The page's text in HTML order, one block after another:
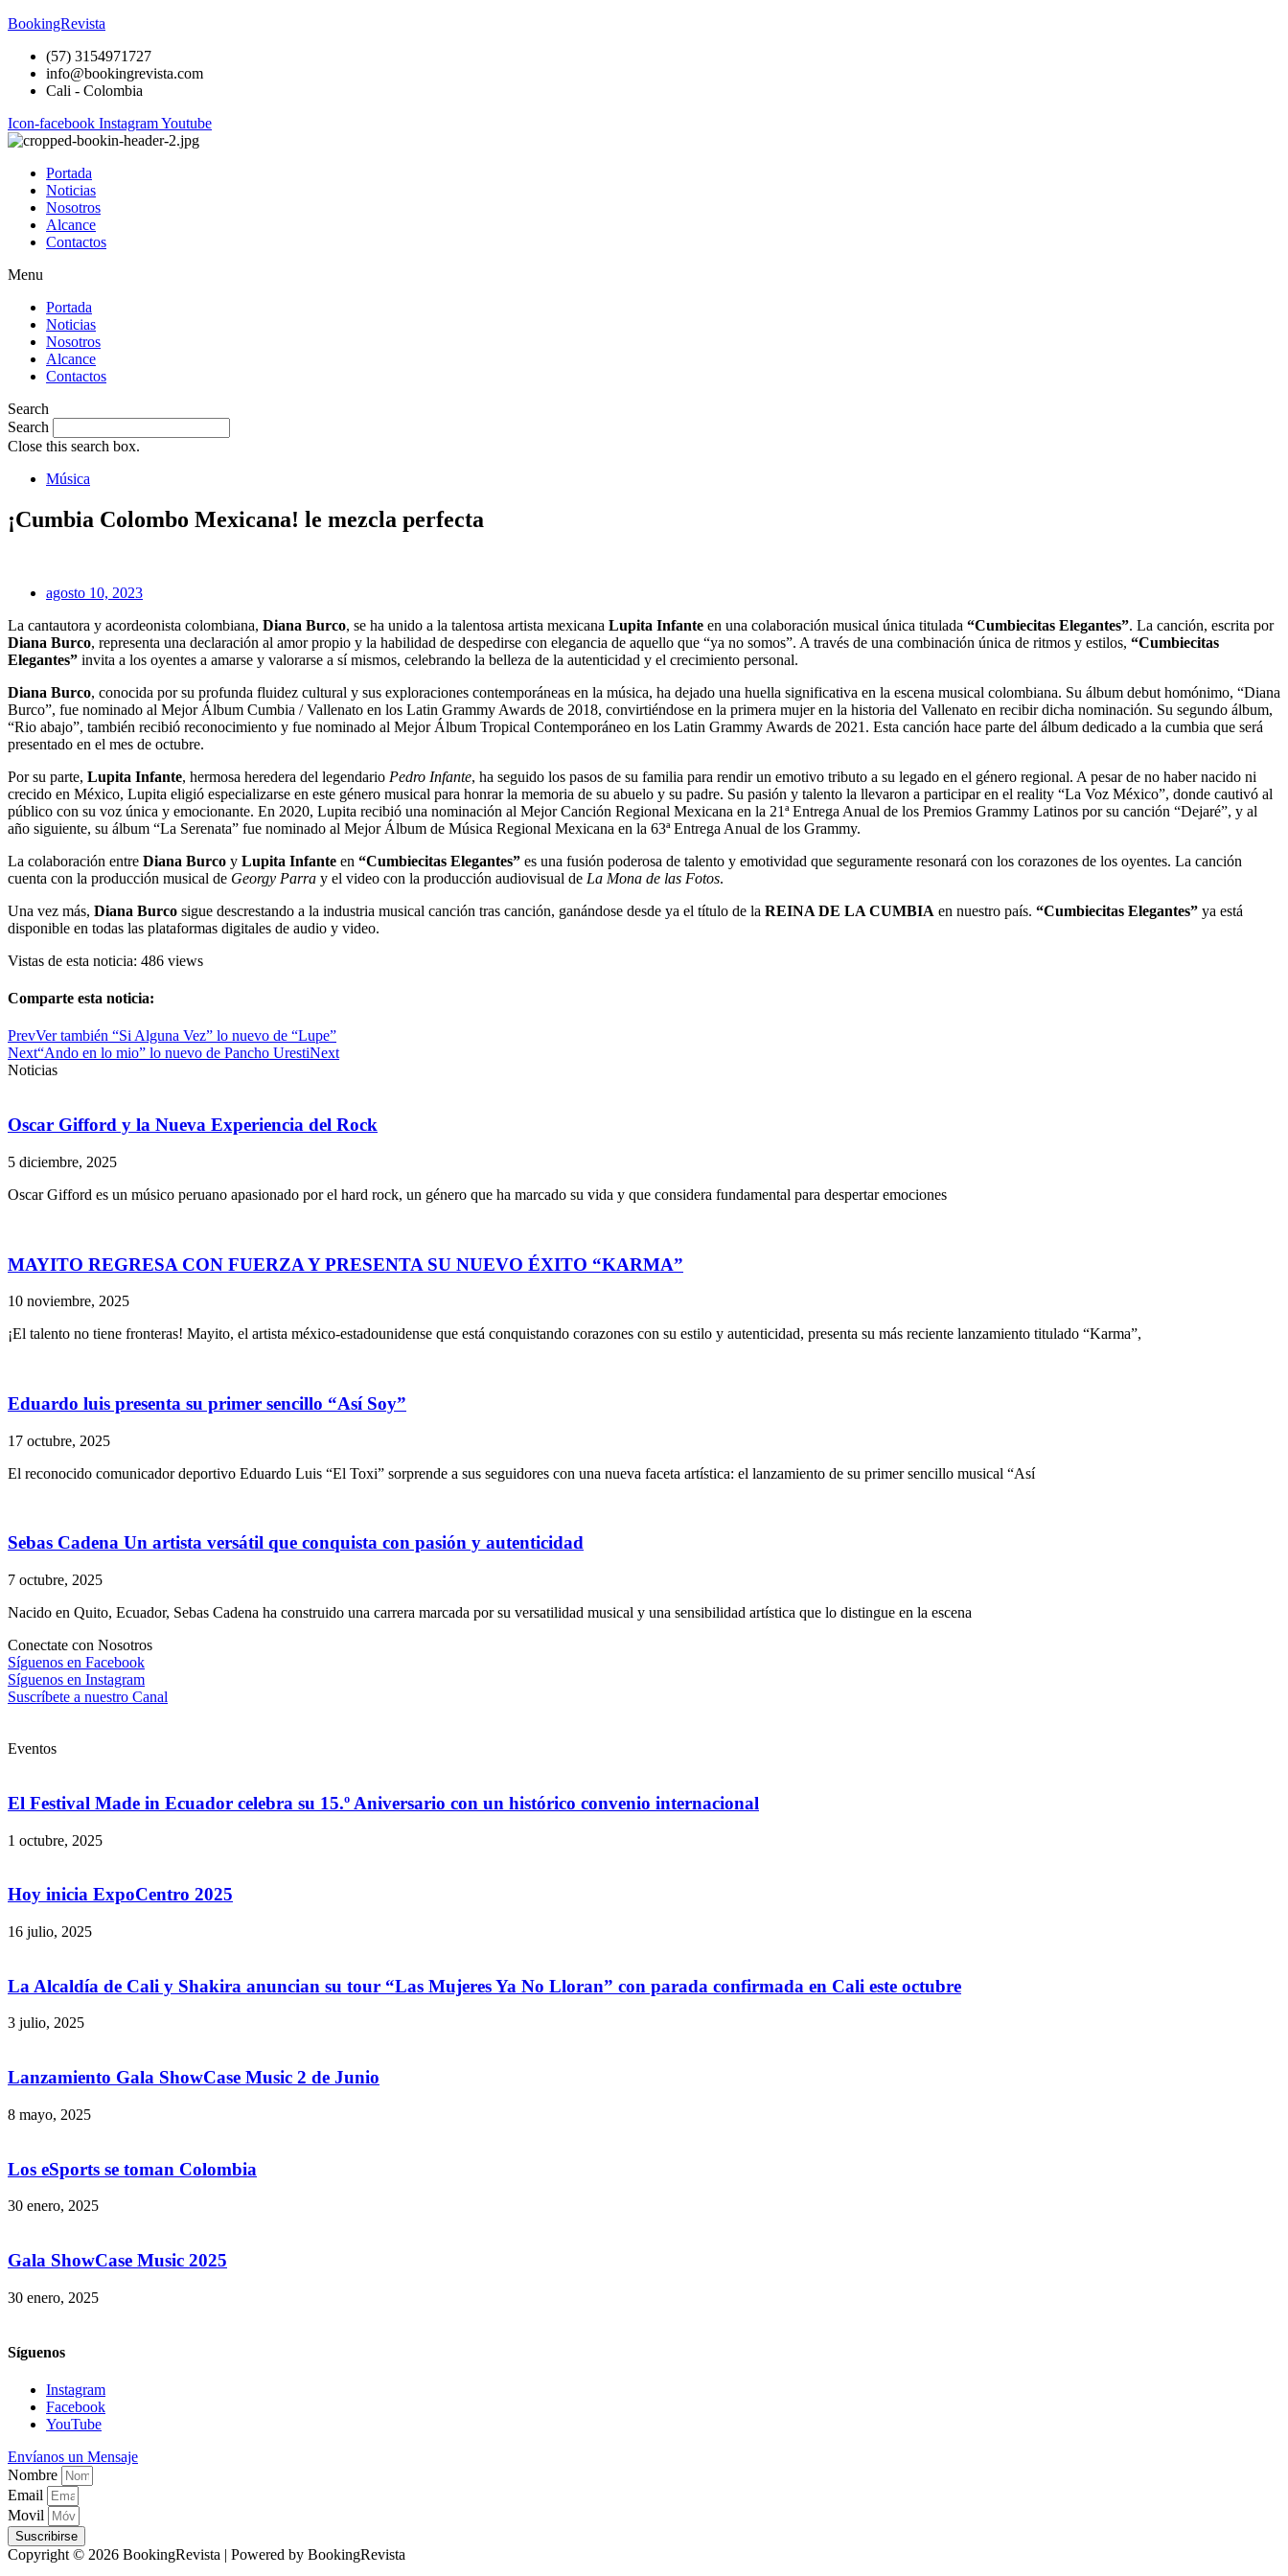
BookingRevista
(57) 3154971727
info@bookingrevista.com
Cali - Colombia
Icon-facebook InstagramYoutube
Portada
Noticias
Nosotros
Alcance
Contactos
Menu
Portada
Noticias
Nosotros
Alcance
Contactos
Search
Search
Close this search box.
Música
¡Cumbia Colombo Mexicana! le mezcla perfecta
agosto 10, 2023
La cantautora y acordeonista colombiana, Diana Burco, se ha unido a la talentosa artista mexicana Lupita Infante en una colaboración musical única titulada “Cumbiecitas Elegantes”. La canción, escrita por
Diana Burco, representa una declaración al amor propio y la habilidad de despedirse con elegancia de aquello que “ya no somos”. A través de una combinación única de ritmos y estilos, “Cumbiecitas
Elegantes” invita a los oyentes a amarse y valorarse a sí mismos, celebrando la belleza de la autenticidad y el crecimiento personal.
Diana Burco, conocida por su profunda fluidez cultural y sus exploraciones contemporáneas en la música, ha dejado una huella significativa en la escena musical colombiana. Su álbum debut homónimo, “Diana
Burco”, fue nominado al Mejor Álbum Cumbia / Vallenato en los Latin Grammy Awards de 2018, convirtiéndose en la primera mujer en la historia del Vallenato en recibir dicha nominación. Su segundo álbum,
“Rio abajo”, también recibió reconocimiento y fue nominado al Mejor Álbum Tropical Contemporáneo en los Latin Grammy Awards de 2021. Esta canción hace parte del álbum dedicado a la cumbia que será
presentado en el mes de octubre.
Por su parte, Lupita Infante, hermosa heredera del legendario Pedro Infante, ha seguido los pasos de su familia para rendir un emotivo tributo a su legado en el género regional. A pesar de no haber nacido ni
crecido en México, Lupita eligió especializarse en este género musical para honrar la memoria de su abuelo y su padre. Su pasión y talento la llevaron a participar en el reality “La Voz México”, donde cautivó al
público con su voz única y emocionante. En 2020, Lupita recibió una nominación al Mejor Canción Regional Mexicana en la 21ª Entrega Anual de los Premios Grammy Latinos por su canción “Dejaré”, y al
año siguiente, su álbum “La Serenata” fue nominado al Mejor Álbum de Música Regional Mexicana en la 63ª Entrega Anual de los Grammy.
La colaboración entre Diana Burco y Lupita Infante en “Cumbiecitas Elegantes” es una fusión poderosa de talento y emotividad que seguramente resonará con los corazones de los oyentes. La canción
cuenta con la producción musical de Georgy Parra y el video con la producción audiovisual de La Mona de las Fotos.
Una vez más, Diana Burco sigue descrestando a la industria musical canción tras canción, ganándose desde ya el título de la REINA DE LA CUMBIA en nuestro país. “Cumbiecitas Elegantes” ya está
disponible en todas las plataformas digitales de audio y video.
Vistas de esta noticia: 486 views
Comparte esta noticia:
PrevVer también “Si Alguna Vez” lo nuevo de “Lupe”
Next“Ando en lo mio” lo nuevo de Pancho UrestiNext
Noticias
Oscar Gifford y la Nueva Experiencia del Rock
5 diciembre, 2025
Oscar Gifford es un músico peruano apasionado por el hard rock, un género que ha marcado su vida y que considera fundamental para despertar emociones
MAYITO REGRESA CON FUERZA Y PRESENTA SU NUEVO ÉXITO “KARMA”
10 noviembre, 2025
¡El talento no tiene fronteras! Mayito, el artista méxico-estadounidense que está conquistando corazones con su estilo y autenticidad, presenta su más reciente lanzamiento titulado “Karma”,
Eduardo luis presenta su primer sencillo “Así Soy”
17 octubre, 2025
El reconocido comunicador deportivo Eduardo Luis “El Toxi” sorprende a sus seguidores con una nueva faceta artística: el lanzamiento de su primer sencillo musical “Así
Sebas Cadena Un artista versátil que conquista con pasión y autenticidad
7 octubre, 2025
Nacido en Quito, Ecuador, Sebas Cadena ha construido una carrera marcada por su versatilidad musical y una sensibilidad artística que lo distingue en la escena
Conectate con Nosotros
Síguenos en Facebook
Síguenos en Instagram
Suscríbete a nuestro Canal
Eventos
El Festival Made in Ecuador celebra su 15.º Aniversario con un histórico convenio internacional
1 octubre, 2025
Hoy inicia ExpoCentro 2025
16 julio, 2025
La Alcaldía de Cali y Shakira anuncian su tour “Las Mujeres Ya No Lloran” con parada confirmada en Cali este octubre
3 julio, 2025
Lanzamiento Gala ShowCase Music 2 de Junio
8 mayo, 2025
Los eSports se toman Colombia
30 enero, 2025
Gala ShowCase Music 2025
30 enero, 2025
Síguenos
Instagram
Facebook
YouTube
Envíanos un Mensaje
Nombre
Email
Movil
Suscribirse
Copyright © 2026 BookingRevista | Powered by BookingRevista